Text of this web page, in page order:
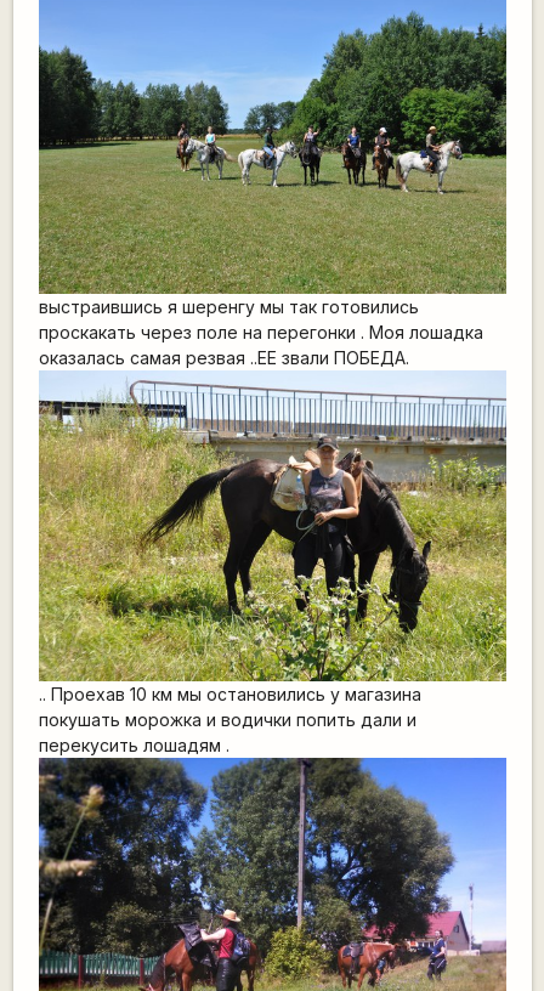
выстраившись я шеренгу мы так готовились
проскакать через поле на перегонки . Моя лошадка
оказалась самая резвая ..ЕЕ звали ПОБЕДА.
.. Проехав 10 км мы остановились у магазина
покушать морожка и водички попить дали и
перекусить лошадям .